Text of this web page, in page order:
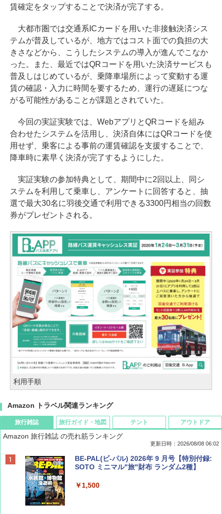
賃確定をタップすることで決済が完了する。
大都市圏では交通系ICカードを用いた非接触決済シス
テムが普及しているが、地方ではコスト面での負担の大
きさなどから、こうしたシステムの導入が進んでこなか
った。また、最近ではQRコードを用いた決済サービスも
普及しはじめているが、乗降車場所によって変動する運
賃の確認・入力に時間を要するため、運行の遅延につな
がる可能性があることが課題とされていた。
今回の実証実験では、WebアプリとQRコードを組み
合わせたシステムを活用し、決済自体にはQRコードを使
用せず、乗客による事前の運賃確認を支援することで、
降車時に素早く決済が完了するようにした。
実証実験の参加特典として、期間中に2回以上、同シ
ステムを利用して乗車し、アンケートに回答すると、抽
選で最大30名に羽後交通で利用できる3300円相当の回数
券がプレゼントされる。
利用手順
Amazon トラベル関連ランキング
旅行雑誌
Amazon 旅行雑誌 の売れ筋ランキング
更新日時：2026/08/08 06:02
BE-PAL(ビ-パル) 2026年 9 月号【特別付録:
SOTO ミニマル"旅"財布 ランダム2種】
￥1,500
旅行ガイド・地図 テント アウトドア